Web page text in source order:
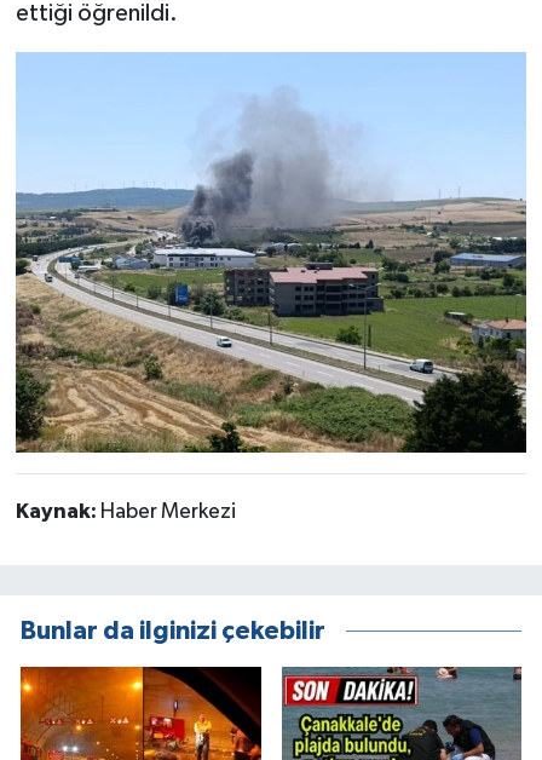
ettiği öğrenildi.
Kaynak: Haber Merkezi
Bunlar da ilginizi çekebilir